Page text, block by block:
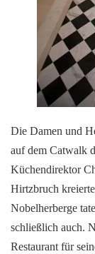
Die Damen und
auf dem Catwalk
Küchendirektor
Hirtzbruch
Nobelherberge
schließlich auch.
Restaurant für